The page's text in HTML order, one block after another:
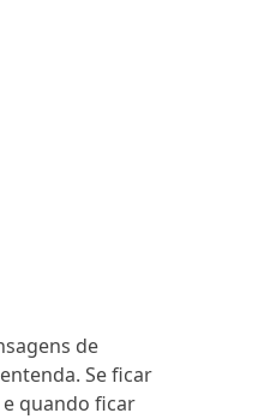
de
Se ficar
quando ficar